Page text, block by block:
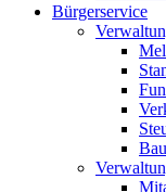
Bürgerservice